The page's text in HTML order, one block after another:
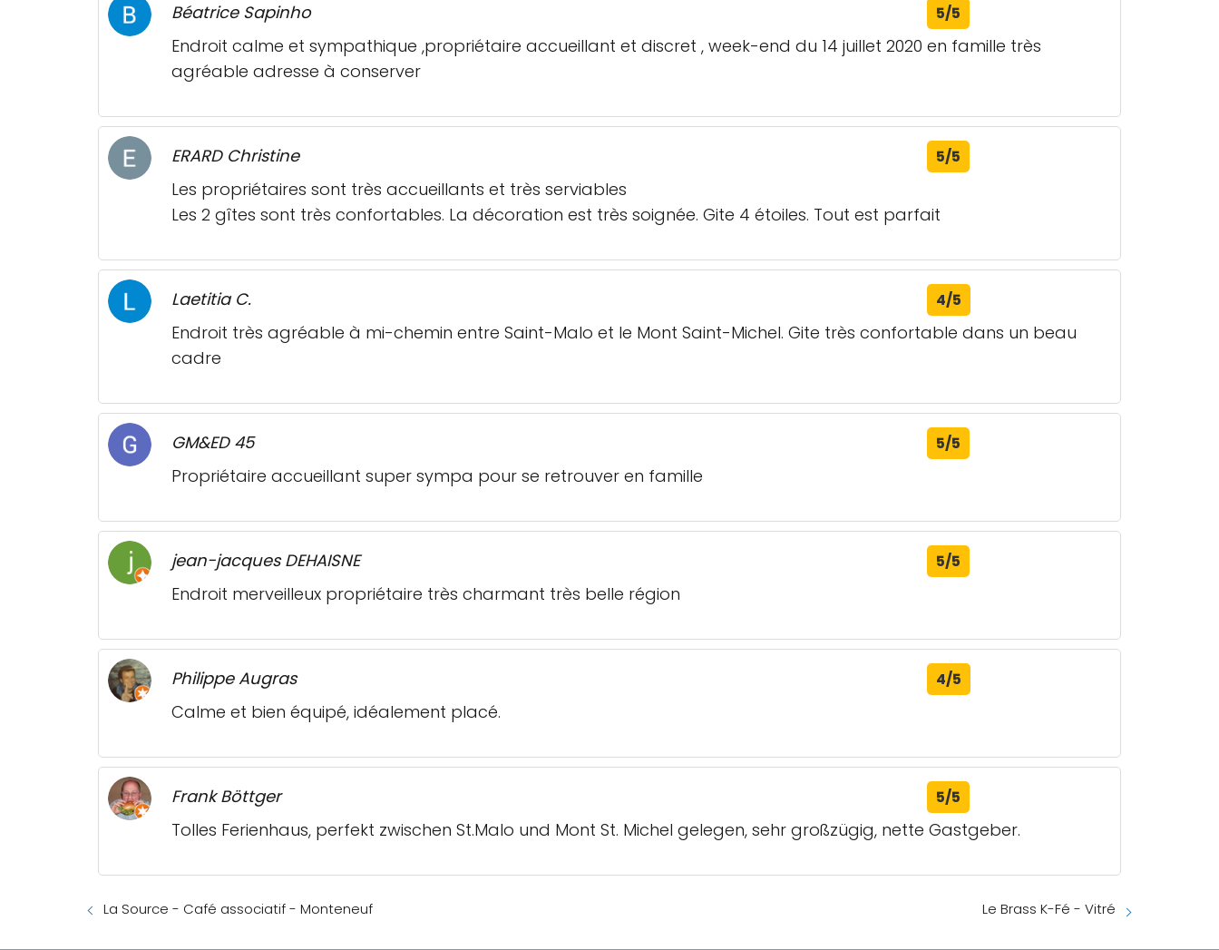
Béatrice Sapinho 5/5
Endroit calme et sympathique ,propriétaire accueillant et discret , week-end du 14 juillet 2020 en famille très
agréable adresse à conserver
ERARD Christine 5/5
Les propriétaires sont très accueillants et très serviables
Les 2 gîtes sont très confortables. La décoration est très soignée. Gite 4 étoiles. Tout est parfait
Laetitia C. 4/5
Endroit très agréable à mi-chemin entre Saint-Malo et le Mont Saint-Michel. Gite très confortable dans un beau
cadre
GM&ED 45 5/5
Propriétaire accueillant super sympa pour se retrouver en famille
jean-jacques DEHAISNE 5/5
Endroit merveilleux propriétaire très charmant très belle région
Philippe Augras 4/5
Calme et bien équipé, idéalement placé.
Frank Böttger 5/5
Tolles Ferienhaus, perfekt zwischen St.Malo und Mont St. Michel gelegen, sehr großzügig, nette Gastgeber.
La Source - Café associatif - Monteneuf Le Brass K-Fé - Vitré